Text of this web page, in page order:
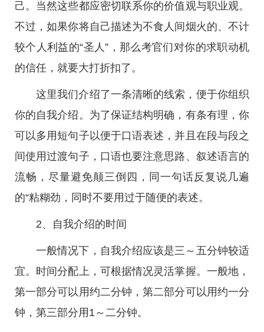
己。当然这些都应密切联系你的价值观与职业观。
不过，如果你将自己描述为不食人间烟火的、不计
较个人利益的“圣人”，那么考官们对你的求职动机
的信任，就要大打折扣了。
这里我们介绍了一条清晰的线索，便于你组织
你的自我介绍。为了保证结构明确，有条有理，你
可以多用短句子以便于口语表述，并且在段与段之
间使用过渡句子，口语也要注意思路、叙述语言的
流畅，尽量避免颠三倒四，同一句话反复说几遍
的“粘糊劲，同时不要用过于随便的表述。
2、自我介绍的时间
一般情况下，自我介绍应该是三～五分钟较适
宜。时间分配上，可根据情况灵活掌握。一般地，
第一部分可以用约二分钟，第二部分可以用约一分
钟，第三部分用1～二分钟。